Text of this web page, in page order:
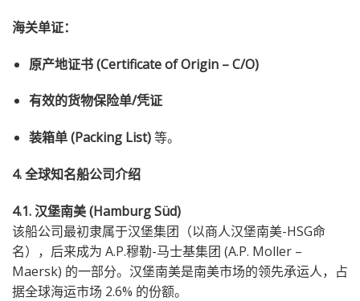
海关单证：
原产地证书 (Certificate of Origin – C/O)
有效的货物保险单/凭证
装箱单 (Packing List)等。
4. 全球知名船公司介绍
4.1. 汉堡南美 (Hamburg Süd)
该船公司最初隶属于汉堡集团（以商人汉堡南美-HSG命
名），后来成为 A.P.穆勒-马士基集团 (A.P. Moller –
Maersk) 的一部分。汉堡南美是南美市场的领先承运人，占
据全球海运市场 2.6% 的份额。